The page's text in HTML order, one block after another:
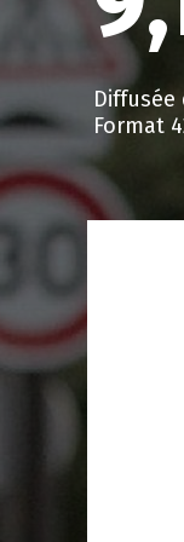
Diffusée
Format